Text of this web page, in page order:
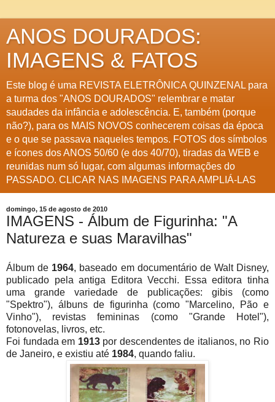
ANOS DOURADOS:
IMAGENS & FATOS
Este blog é uma REVISTA ELETRÔNICA QUINZENAL para
a turma dos "ANOS DOURADOS" relembrar e matar
saudades da infância e adolescência. E, também (porque
não?), para os MAIS NOVOS conhecerem coisas da época
e o que se passava naqueles tempos. FOTOS dos símbolos
e ícones dos ANOS 50/60 (e dos 40/70), tiradas da WEB e
reunidas num só lugar, com algumas informações do
PASSADO. CLICAR NAS IMAGENS PARA AMPLIÁ-LAS
domingo, 15 de agosto de 2010
IMAGENS - Álbum de Figurinha: "A
Natureza e suas Maravilhas"
Álbum de 1964, baseado em documentário de Walt Disney,
publicado pela antiga Editora Vecchi. Essa editora tinha
uma grande variedade de publicações: gibis (como
"Spektro"), álbuns de figurinha (como "Marcelino, Pão e
Vinho"), revistas femininas (como "Grande Hotel"),
fotonovelas, livros, etc.
Foi fundada em 1913por descendentes de italianos, no Rio
de Janeiro, e existiu até 1984, quando faliu.